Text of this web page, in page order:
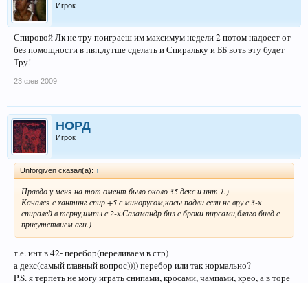
Игрок
Спировой Лк не тру поиграеш им максимум недели 2 потом надоест от
без помощности в пвп,лутше сделать и Спиральку и ББ воть эту будет
Тру!
23 фев 2009
НОРД
Игрок
Unforgiven сказал(а): ↑
Правдо у меня на тот омент было около 35 декс и инт 1.)
Качался с хантинг спир +5 с минорусом,касы падли если не вру с 3-х
спиралей в терну,импы с 2-х.Саламандр бил с броки пирсами,благо билд с
присутствием аги.)
т.е. инт в 42- перебор(переливаем в стр)
а декс(самый главный вопрос)))) перебор или так нормально?
P.S. я терпеть не могу играть снипами, кросами, чампами, крео, а в торе